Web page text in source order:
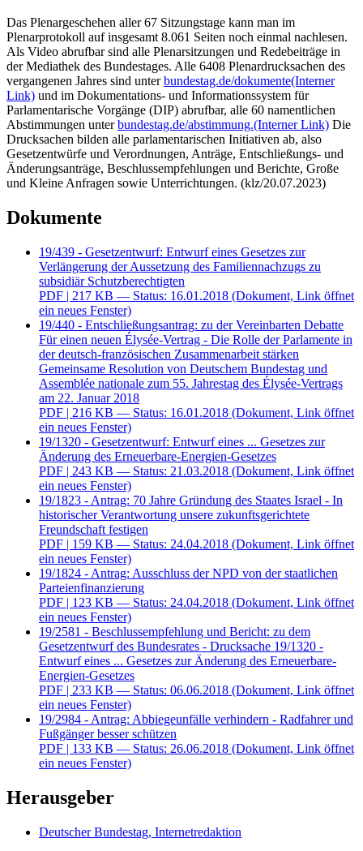
Das Plenargeschehen aller 67 Sitzungstage kann man im
Plenarprotokoll auf insgesamt 8.061 Seiten noch einmal nachlesen.
Als Video abrufbar sind alle Plenarsitzungen und Redebeiträge in
der Mediathek des Bundestages. Alle 6408 Plenardrucksachen des
vergangenen Jahres sind unterbundestag.de/dokumente(Interner
Link) und im Dokumentations- und Informationssystem für
Parlamentarische Vorgänge (DIP) abrufbar, alle 60 namentlichen
Abstimmungen unterbundestag.de/abstimmung.(Interner Link) Die
Drucksachen bilden alle parlamentarischen Initiativen ab, also
Gesetzentwürfe und Verordnungen, Anträge, Entschließungs- und
Änderungsanträge, Beschlussempfehlungen und Berichte, Große
und Kleine Anfragen sowie Unterrichtungen. (klz/20.07.2023)
Dokumente
19/439 - Gesetzentwurf: Entwurf eines Gesetzes zur
Verlängerung der Aussetzung des Familiennachzugs zu
subsidiär Schutzberechtigten
PDF | 217 KB — Status: 16.01.2018 (Dokument, Link öffnet
ein neues Fenster)
19/440 - Entschließungsantrag: zu der Vereinbarten Debatte
Für einen neuen Élysée-Vertrag - Die Rolle der Parlamente in
der deutsch-französischen Zusammenarbeit stärken
Gemeinsame Resolution von Deutschem Bundestag und
Assemblée nationale zum 55. Jahrestag des Élysée-Vertrags
am 22. Januar 2018
PDF | 216 KB — Status: 16.01.2018 (Dokument, Link öffnet
ein neues Fenster)
19/1320 - Gesetzentwurf: Entwurf eines ... Gesetzes zur
Änderung des Erneuerbare-Energien-Gesetzes
PDF | 243 KB — Status: 21.03.2018 (Dokument, Link öffnet
ein neues Fenster)
19/1823 - Antrag: 70 Jahre Gründung des Staates Israel - In
historischer Verantwortung unsere zukunftsgerichtete
Freundschaft festigen
PDF | 159 KB — Status: 24.04.2018 (Dokument, Link öffnet
ein neues Fenster)
19/1824 - Antrag: Ausschluss der NPD von der staatlichen
Parteienfinanzierung
PDF | 123 KB — Status: 24.04.2018 (Dokument, Link öffnet
ein neues Fenster)
19/2581 - Beschlussempfehlung und Bericht: zu dem
Gesetzentwurf des Bundesrates - Drucksache 19/1320 -
Entwurf eines ... Gesetzes zur Änderung des Erneuerbare-
Energien-Gesetzes
PDF | 233 KB — Status: 06.06.2018 (Dokument, Link öffnet
ein neues Fenster)
19/2984 - Antrag: Abbiegeunfälle verhindern - Radfahrer und
Fußgänger besser schützen
PDF | 133 KB — Status: 26.06.2018 (Dokument, Link öffnet
ein neues Fenster)
Herausgeber
Deutscher Bundestag, Internetredaktion